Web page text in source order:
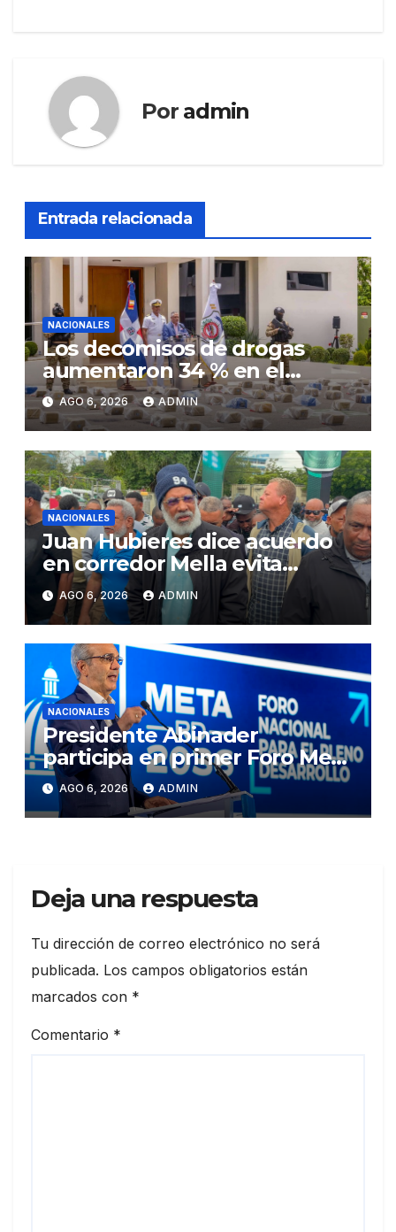
Por admin
Entrada relacionada
NACIONALES
Los decomisos de drogas
aumentaron 34 % en el
primer semestre del 2026
AGO 6, 2026 ADMIN
NACIONALES
Juan Hubieres dice acuerdo
en corredor Mella evita
conflictos innecesarios
AGO 6, 2026 ADMIN
NACIONALES
Presidente Abinader
participa en primer Foro Meta
RD 2036 con miras a impulsar
el crecimiento económico,
fortalecer las instituciones y
AGO 6, 2026 ADMIN
Deja una respuesta
Tu dirección de correo electrónico no será
publicada. Los campos obligatorios están
marcados con *
Comentario *